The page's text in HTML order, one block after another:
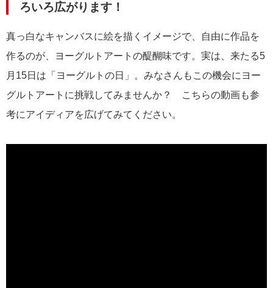
ろいろ広がります！
真っ白なキャンバスに絵を描くイメージで、自由に作品を
作るのが、ヨーグルトアートの醍醐味です。実は、来たる5
月15日は「ヨーグルトの日」。みなさんもこの機会にヨー
グルトアートに挑戦してみませんか？ こちらの動画も参
考にアイディアを広げてみてください。